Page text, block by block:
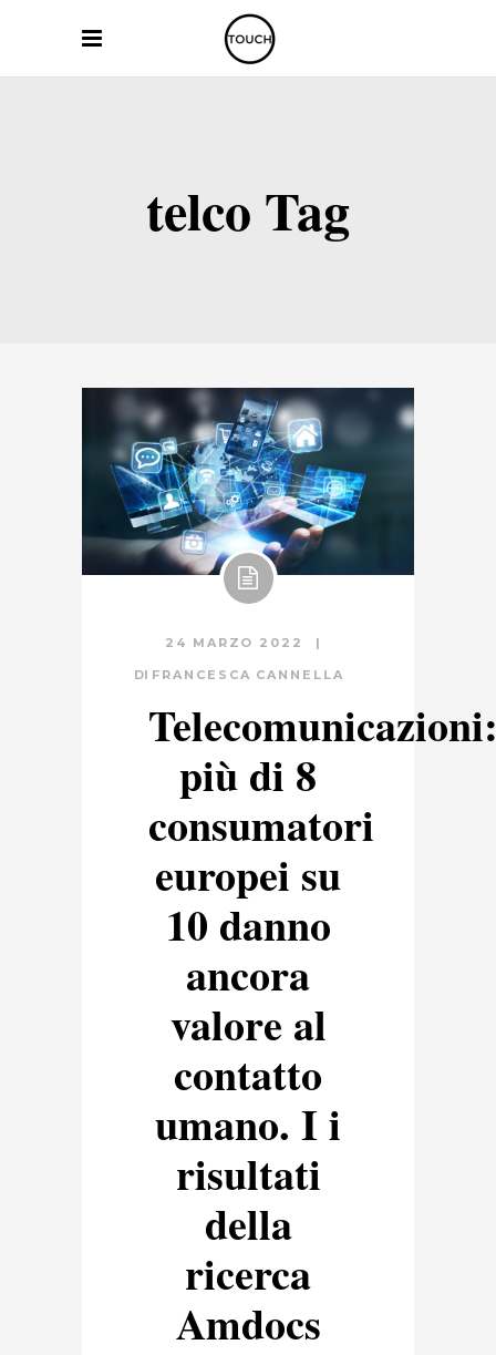
telco Tag
24 MARZO 2022
DI FRANCESCA CANNELLA
più di 8
consumatori
europei su
10 danno
ancora
valore al
contatto
umano. I i
risultati
della
ricerca
Amdocs